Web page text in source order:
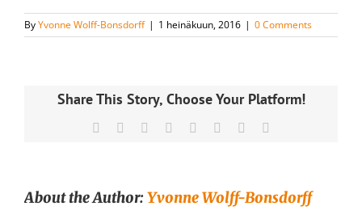
ByYvonne Wolff-Bonsdorff | 1 heinäkuun, 2016 | 0 Comments
Share This Story, Choose Your Platform!
Facebook Reddit LinkedIn
TumblrPinterest
About the Author:Yvonne Wolff-Bonsdorff